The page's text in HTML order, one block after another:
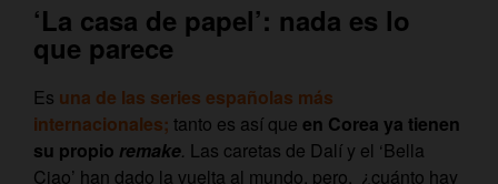
‘La casa de papel’: nada es lo
que parece
Es una de las series españolas más
internacionales; tanto es así que en Corea ya tienen
su propio remake. Las caretas de Dalí y el ‘Bella
Ciao’ han dado la vuelta al mundo, pero, ¿cuánto hay